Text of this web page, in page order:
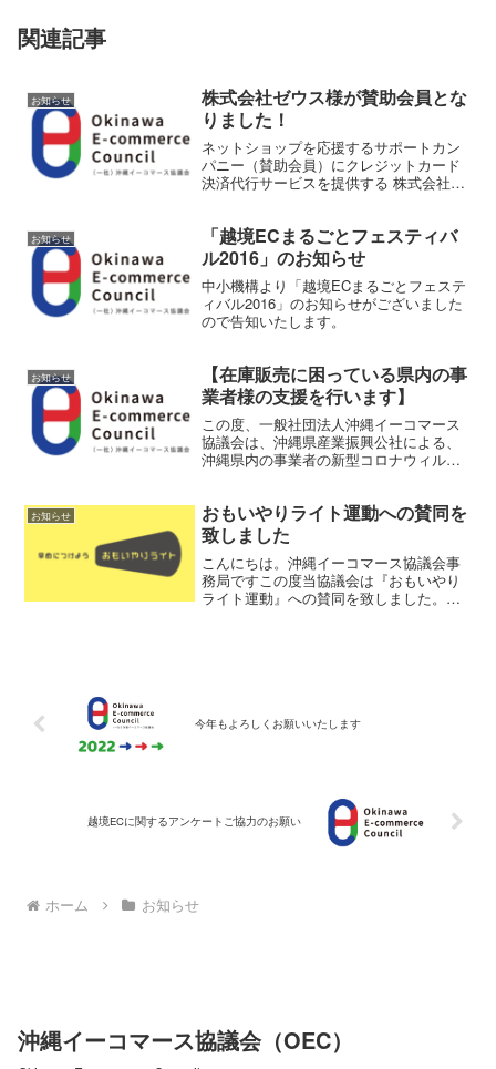
関連記事
お知らせ
株式会社ゼウス様が賛助会員とな
りました！
ネットショップを応援するサポートカン
パニー（賛助会員）にクレジットカード
決済代行サービスを提供する 株式会社ゼ
お知らせ
「越境ECまるごとフェスティバ
ル2016」のお知らせ
中小機構より「越境ECまるごとフェステ
ィバル2016」のお知らせがございました
ので告知いたします。
お知らせ
【在庫販売に困っている県内の事
業者様の支援を行います】
この度、一般社団法人沖縄イーコマース
協議会は、沖縄県産業振興公社による、
沖縄県内の事業者の新型コロナウィルス
ランティアとして参画することとなりま
した。
お知らせ
おもいやりライト運動への賛同を
致しました
こんにちは。沖縄イーコマース協議会事
務局ですこの度当協議会は『おもいやり
ライト運動』への賛同を致しました。当
今年もよろしくお願いいたします
越境ECに関するアンケートご協力のお願い
ホーム お知らせ
沖縄イーコマース協議会（OEC）